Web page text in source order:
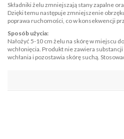
Składniki żelu zmniejszają stany zapalne
Dzięki temu następuje zmniejszenie
poprawa ruchomości, co w konsekwencji
Sposób użycia:
Nałożyć 5-10 cm żelu na skórę w miejscu
wchłonięcia. Produkt nie zawiera
wchłania i pozostawia skórę suchą.